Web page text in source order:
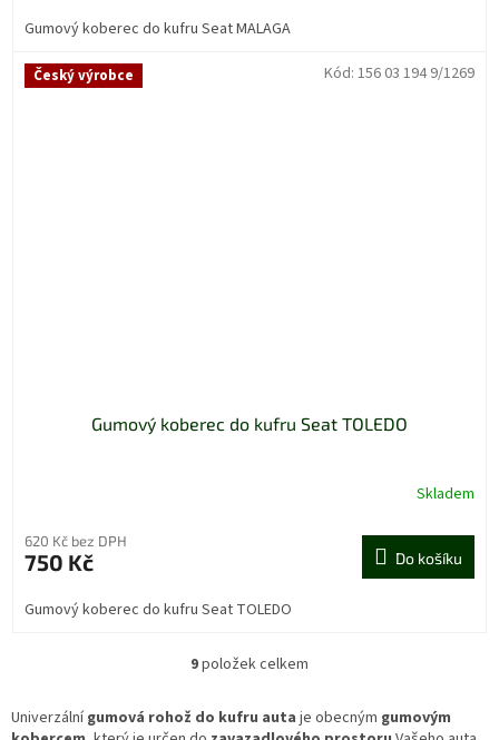
Gumový koberec do kufru Seat MALAGA
Český výrobce
Gumový koberec do kufru Seat TOLEDO
Skladem
620 Kč bez DPH
750 Kč Do košíku
Gumový koberec do kufru Seat TOLEDO
Kód: 156 03 194 9/1269
O
l
9položek celkem
Univerzálnígumová rohož do kufru auta je obecným gumovým